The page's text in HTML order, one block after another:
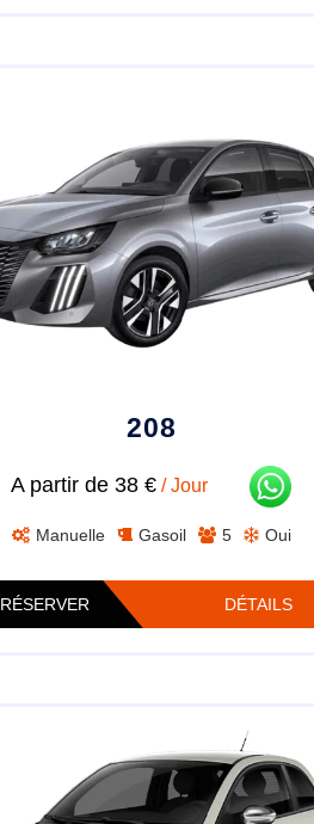
208
A partir de 38 € / Jour
Manuelle Gasoil 5 Oui
RÉSERVER DÉTAILS